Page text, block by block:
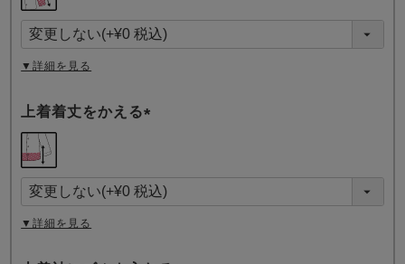
須
)
▼詳細を見る
上着着丈をかえる
須
)
▼詳細を見る